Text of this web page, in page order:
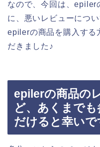
なので、今回は、epiler
に、悪いレビューにつ
epilerの商品を購入する
だきました♪
epilerの商品の
ど、あくまで
だけると幸いで